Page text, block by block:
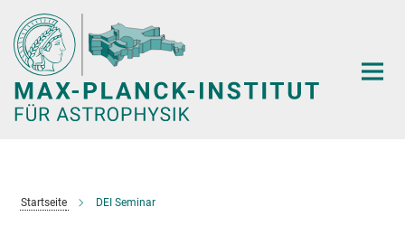
Hauptinhalt
Startseite DEI Seminar